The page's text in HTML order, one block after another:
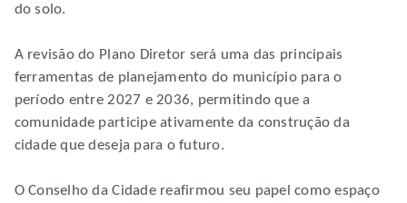
do solo.
A revisão do Plano Diretor será uma das principais
ferramentas de planejamento do município para o
período entre 2027 e 2036, permitindo que a
comunidade participe ativamente da construção da
cidade que deseja para o futuro.
O Conselho da Cidade reafirmou seu papel como espaço